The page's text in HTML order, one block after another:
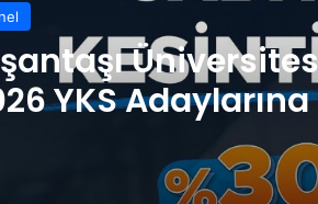
YKS
Sabit
Burs